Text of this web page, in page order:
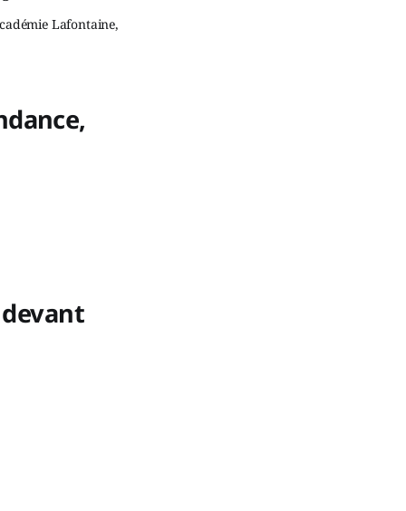
Lafontaine,